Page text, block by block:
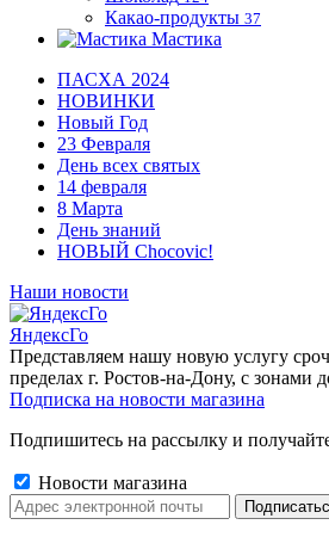
Какао-продукты 37
Мастика
ПАСХА 2024
НОВИНКИ
Новый Год
23 Февраля
День всех святых
14 февраля
8 Марта
День знаний
НОВЫЙ Chocovic!
Наши новости
ЯндексГо
Представляем нашу новую услугу
пределах г. Ростов-на-Дону, с зонами
Подписка на новости магазина
Подпишитесь на рассылку и
Новости магазина